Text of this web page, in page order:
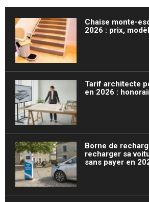
Chaise monte-
2026 : prix,
Tarif architecte
en 2026 :
Borne de
recharger sa
sans payer en